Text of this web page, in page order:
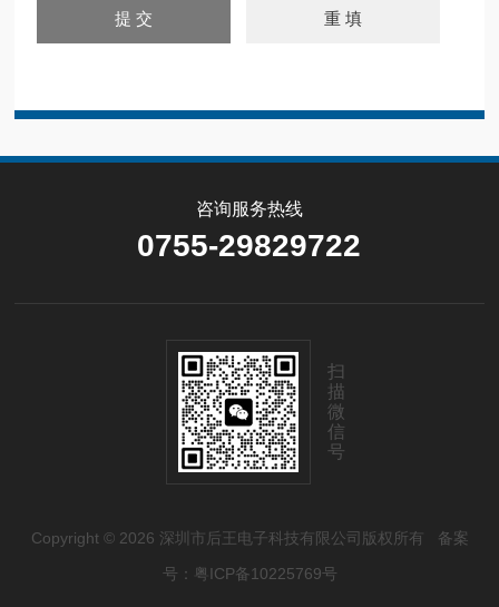
咨询服务热线
0755-29829722
扫
描
微
信
号
Copyright © 2026 深圳市后王电子科技有限公司版权所有 备案
号：粤ICP备10225769号